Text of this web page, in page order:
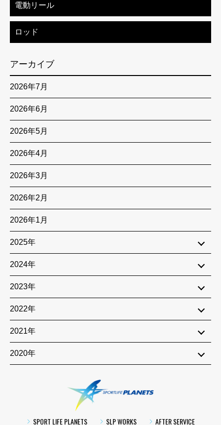
電動リール
ロッド
アーカイブ
2026年7月
2026年6月
2026年5月
2026年4月
2026年3月
2026年2月
2026年1月
2025年
2024年
2023年
2022年
2021年
2020年
SPORT LIFE PLANETS SLP WORKS AFTER SERVICE